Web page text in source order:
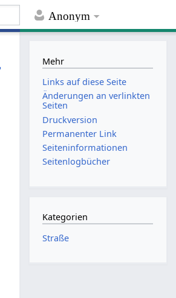
Anonym
Mehr
Links auf diese Seite
Änderungen an verlinkten
Seiten
Druckversion
Permanenter Link
Seiten­informationen
Seitenlogbücher
Kategorien
Straße